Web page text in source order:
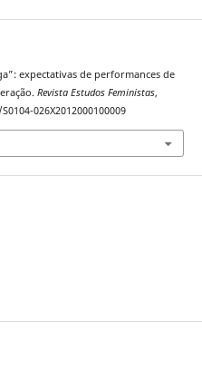
expectativas de performances de
Revista Estudos Feministas,
026X2012000100009